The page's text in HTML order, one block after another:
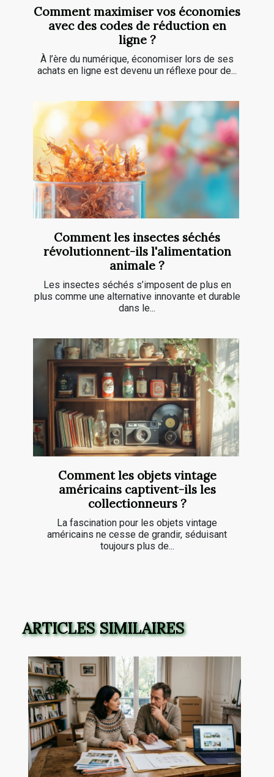
Comment maximiser vos économies
avec des codes de réduction en
ligne ?
À l’ère du numérique, économiser lors de ses
achats en ligne est devenu un réflexe pour de...
Comment les insectes séchés
révolutionnent-ils l'alimentation
animale ?
Les insectes séchés s’imposent de plus en
plus comme une alternative innovante et durable
dans le...
Comment les objets vintage
américains captivent-ils les
collectionneurs ?
La fascination pour les objets vintage
américains ne cesse de grandir, séduisant
toujours plus de...
ARTICLES SIMILAIRES